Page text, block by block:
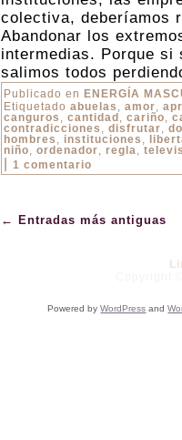
colectiva, deberíamos
Abandonar los
intermedias. Porque si
salimos todos
Publicado en ENERGÍA
Etiquetado abuelas , amor,
canguros , cantidad , cariño,
contradicciones , disfrutar,
hombres , instituciones ,
niño, ordenador, regla,
1 comentario
← Entradas más antiguas
Powered byWordPress and